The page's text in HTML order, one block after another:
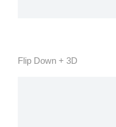
Flip Down + 3D